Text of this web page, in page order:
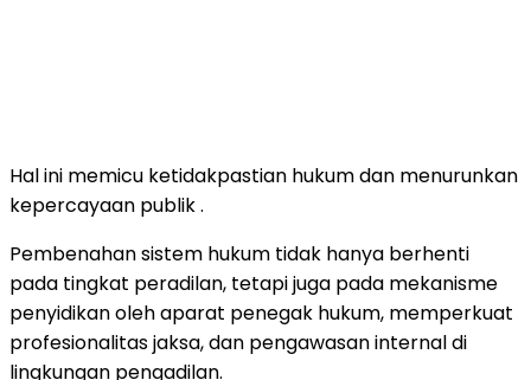
Hal ini memicu ketidakpastian hukum dan menurunkan
kepercayaan publik .
Pembenahan sistem hukum tidak hanya berhenti
pada tingkat peradilan, tetapi juga pada mekanisme
penyidikan oleh aparat penegak hukum, memperkuat
profesionalitas jaksa, dan pengawasan internal di
lingkungan pengadilan.